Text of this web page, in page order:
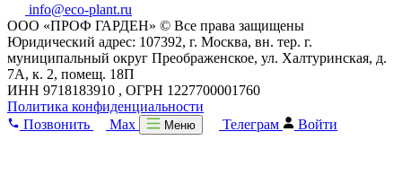
info@eco-plant.ru
ООО «ПРОФ ГАРДЕН» © Все права защищены
Юридический адрес: 107392, г. Москва, вн. тер. г.
муниципальный округ Преображенское, ул. Халтуринская, д.
7А, к. 2, помещ. 18П
ИНН 9718183910 , ОГРН 1227700001760
Политика конфиденциальности
Позвонить
Max Меню Телеграм Войти